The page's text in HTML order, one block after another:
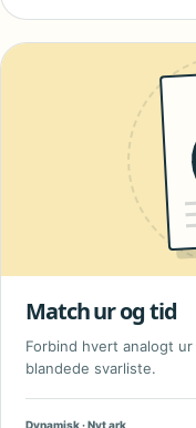
Match ur og tid
Forbind hvert analogt
blandede svarliste.
Dynamisk · Nyt ark